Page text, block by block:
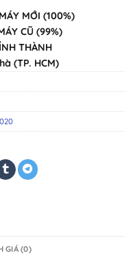
MỚI (100%)
CŨ (99%)
THÀNH
(TP. HCM)
GIÁ (0)